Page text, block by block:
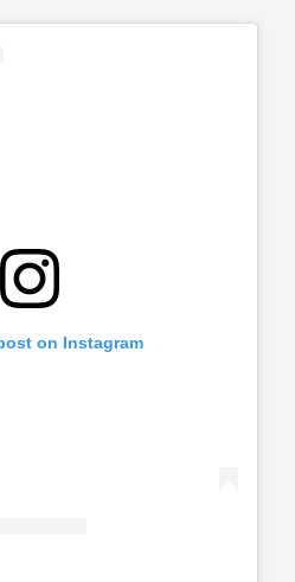
on Instagram